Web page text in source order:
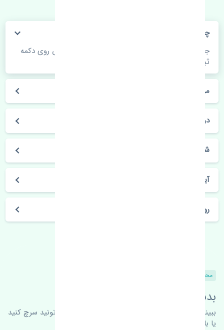
چگونه می‌توانم از قیمت قطعات مطلع شوم؟
جهت اطلاع از موجودی، قیمت به روز و ثبت سفارش روی دکمه
ثبت سفارش کلیک فرمایید.
مراحل ثبت درخواست محصول چگونه است؟
در چه مدت محصول خریداری شده بدستم می‌سد؟
شیوه های حمل و خریداری چگونه است؟
آیا می‌توان محصول خریداری شده را مرجوع کرد؟
روز های کاری مجموعه تنشی‌پارت
محصولات مشابه
بدنبال محصولات بیشتر هستید؟
ببینیم چه پیشنهاداتی هست
برای اطلاعات بیشتر می‌تونید سرچ کنید
یا با ما کارشناسان ما در ارتباط باشید.